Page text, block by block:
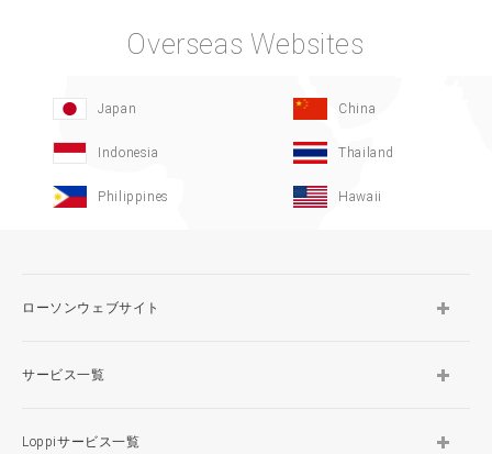
Overseas Websites
Japan China
Indonesia Thailand
Philippines Hawaii
ローソンウェブサイト
サービス一覧
Loppiサービス一覧